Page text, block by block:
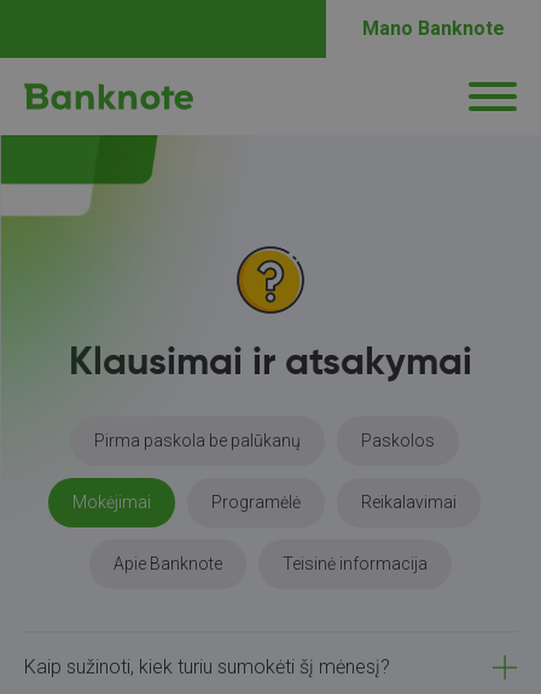
Mano Banknote
Klausimai ir atsakymai
Pirma paskola be palūkanų Paskolos
Mokėjimai Programėlė Reikalavimai
Apie Banknote Teisinė informacija
Kaip sužinoti, kiek turiu sumokėti šį mėnesį?